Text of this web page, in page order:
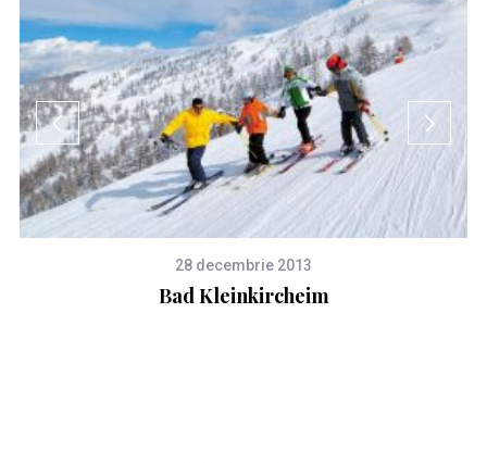
28 decembrie 2013
Bad Kleinkircheim